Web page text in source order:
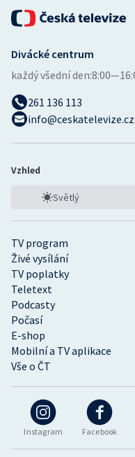
Ostatní
Instagram Facebook
TV program
Živé vysílání
TV poplatky
Teletext
Podcasty
Počasí
E-shop
Mobilní a TV aplikace
Vše o ČT
Divácké centrum
každý všední den:
261 136 113
info@ceskatelevize.cz
Vzhled
Světlý